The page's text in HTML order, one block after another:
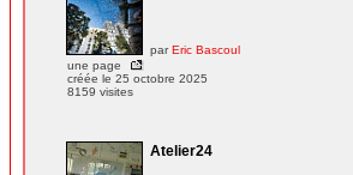
parEric Bascoul
une page
créée le 25 octobre 2025
8159 visites
Atelier24